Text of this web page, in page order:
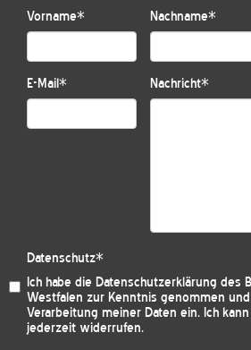
Vorname* Nachname*
E-Mail* Nachricht*
Datenschutz*
Ich habe die Datenschutzerklärung des
Westfalen zur Kenntnis genommen
Verarbeitung meiner Daten ein. Ich
jederzeit widerrufen.